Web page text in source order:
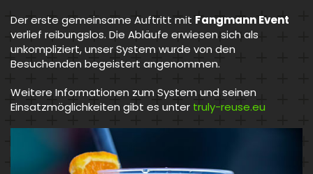
Der erste gemeinsame Auftritt mit Fangmann Event
verlief reibungslos. Die Abläufe erwiesen sich als
unkompliziert, unser System wurde von den
Besuchenden begeistert angenommen.
Weitere Informationen zum System und seinen
Einsatzmöglichkeiten gibt es unter truly-reuse.eu